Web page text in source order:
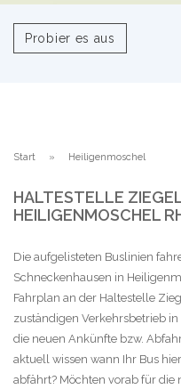
Probier es aus
Start Heiligenmoschel
HALTESTELLE
HEILIGENMOSCHEL
Die aufgelisteten Buslinien
Schneckenhausen in
Fahrplan an der Haltestelle
zuständigen Verkehrsbetrieb
die neuen Ankünfte bzw.
aktuell wissen wann Ihr Bus
abfährt? Möchten vorab für die